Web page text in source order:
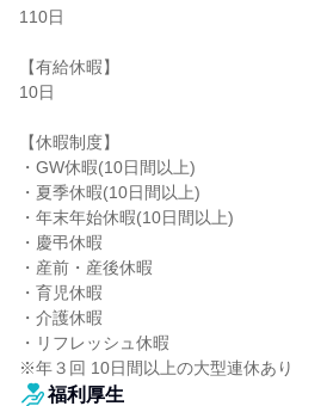
110日
【有給休暇】
10日
【休暇制度】
・GW休暇(10日間以上)
・夏季休暇(10日間以上)
・年末年始休暇(10日間以上)
・慶弔休暇
・産前・産後休暇
・育児休暇
・介護休暇
・リフレッシュ休暇
※年３回 10日間以上の大型連休あり
福利厚生